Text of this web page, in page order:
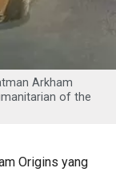
Arkham
of the
Origins yang